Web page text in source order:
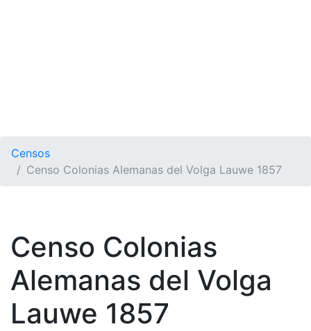
Censos
Censo Colonias Alemanas del Volga Lauwe 1857
Censo Colonias
Alemanas del Volga
Lauwe 1857